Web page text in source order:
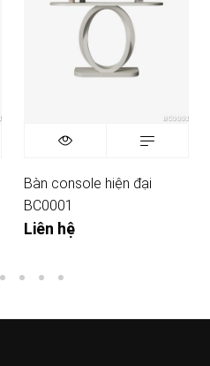
Bàn console hiện đại
BC0001
Liên hệ